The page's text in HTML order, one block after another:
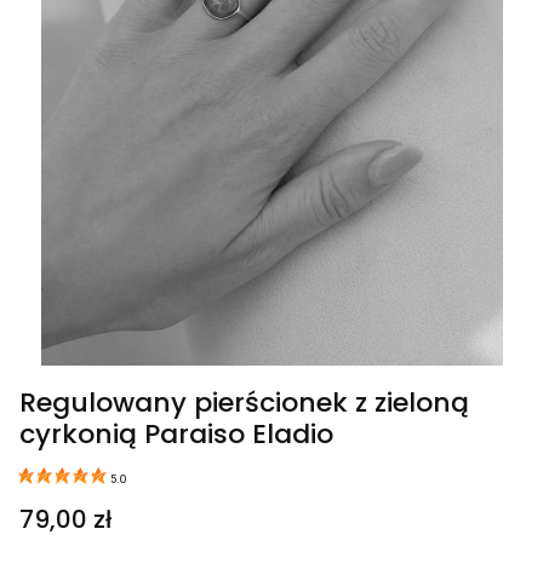
Regulowany pierścionek z zieloną
cyrkonią Paraiso Eladio
5.0
Cena
79,00 zł